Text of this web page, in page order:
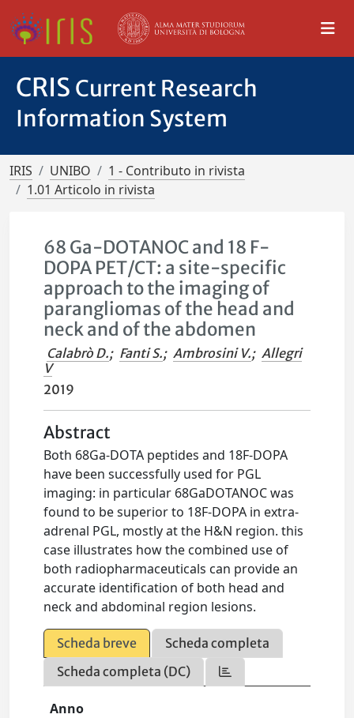
CRIS Current Research
Information System
IRIS UNIBO
1 - Contributo in rivista
1.01 Articolo in rivista
68 Ga-DOTANOC and 18 F-
DOPA PET/CT: a site-specific
approach to the imaging of
parangliomas of the head and
neck and of the abdomen
Calabrò D.; Fanti S.; Ambrosini V.; Allegri
V
2019
Abstract
Both 68Ga-DOTA peptides and 18F-DOPA
have been successfully used for PGL
imaging: in particular 68GaDOTANOC was
found to be superior to 18F-DOPA in extra-
adrenal PGL, mostly at the H&N region. this
case illustrates how the combined use of
both radiopharmaceuticals can provide an
accurate identification of both head and
neck and abdominal region lesions.
Scheda breve
Scheda completa
Scheda completa (DC)
Anno